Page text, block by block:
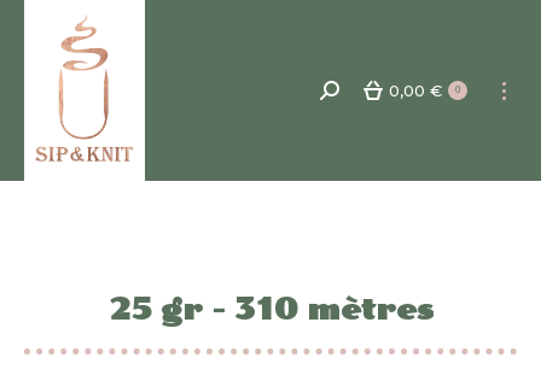
Recherche
0,00 € 0
25 gr - 310 mètres